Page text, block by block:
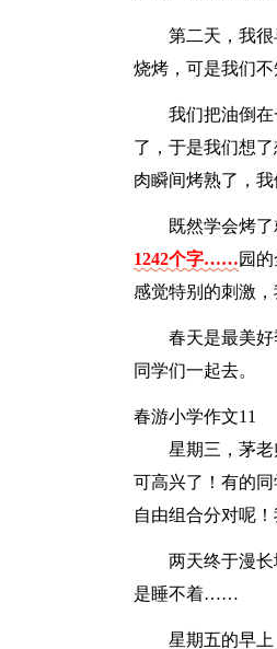
第二天，我
烧烤，可是我们
我们把油倒
了，于是我们想
肉瞬间烤熟了，
既然学会烤
1242个字……园
感觉特别的刺激
春天是最美
同学们一起去。
春游小学作文11
星期三，茅
可高兴了！有的
自由组合分对呢
两天终于漫
是睡不着……
星期五的早